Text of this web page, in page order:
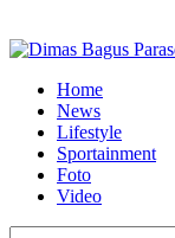
Home
News
Lifestyle
Sportainment
Foto
Video